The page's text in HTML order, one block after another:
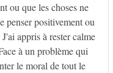
ou que les choses ne
penser positivement ou
appris à rester calme
à un problème qui
le moral de tout le